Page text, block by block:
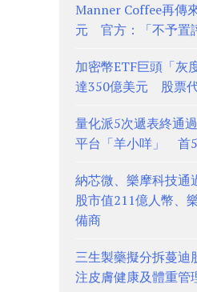
Manner Coffee再傳
元 官方：「不予置
加密幣ETF巨頭「灰
達350億美元 股票
量化派5次遞表終通
平台「羊小咩」 首
納芯微、樂摩科技
股市值211億人幣、
備商
三生製藥擬分拆蔓
注皮膚健康及體重管